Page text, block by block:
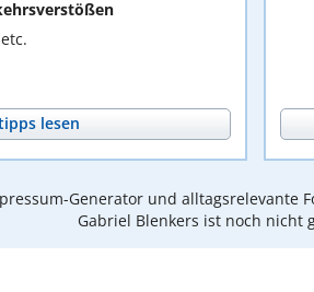
lesen
Generator und alltagsrelevante
Gabriel Blenkers ist noch nicht